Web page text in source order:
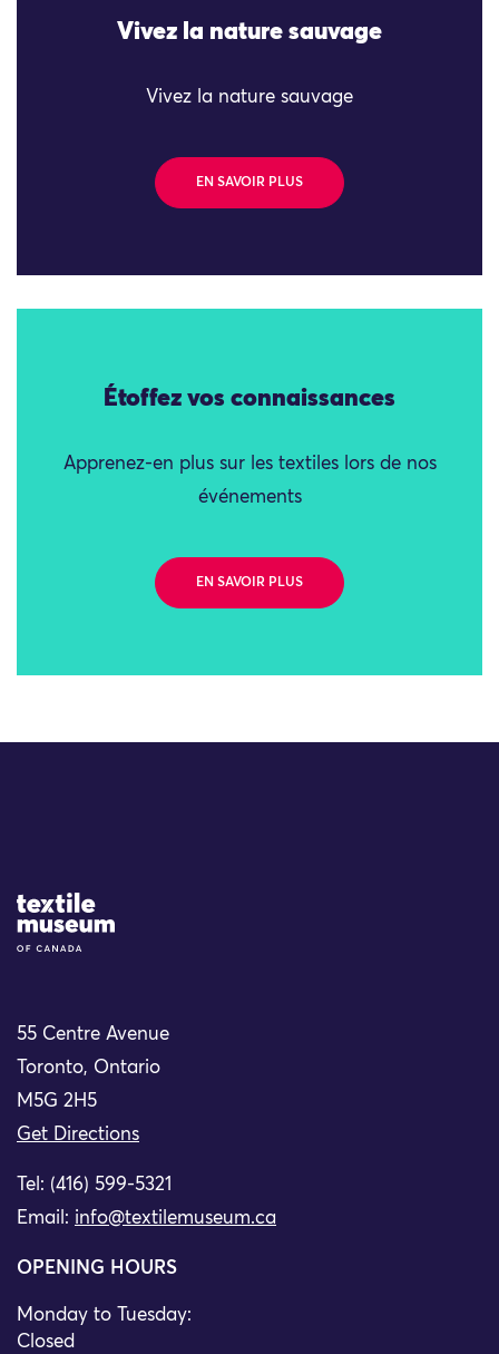
Vivez la nature sauvage
Vivez la nature sauvage
EN SAVOIR PLUS
Étoffez vos connaissances
Apprenez-en plus sur les textiles lors de nos
événements
EN SAVOIR PLUS
Site Logo
55 Centre Avenue
Toronto, Ontario
M5G 2H5
Get Directions
Tel: (416) 599-5321
Email: info@textilemuseum.ca
OPENING HOURS
Monday to Tuesday:
Closed